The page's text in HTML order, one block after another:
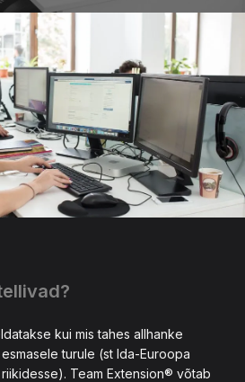
kui mis tahes allhanke
turule (st Ida-Euroopa
Team Extension® võtab